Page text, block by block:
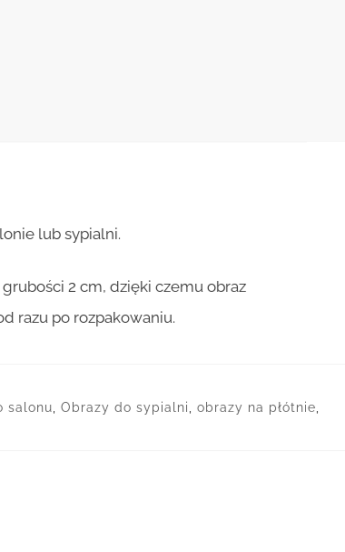
lub sypialni.
2 cm, dzięki czemu obraz
razu po rozpakowaniu.
salonu, Obrazy do sypialni, obrazy na płótnie,